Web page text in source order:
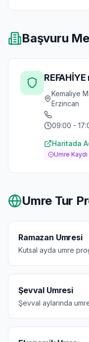
Başvuru
Kemaliye
Erzincan
09:00 -
Haritada
Umre Kaydı
Umre Tur
Ramazan Umresi
Kutsal ayda umre
Şevval Umresi
Şevval aylarında